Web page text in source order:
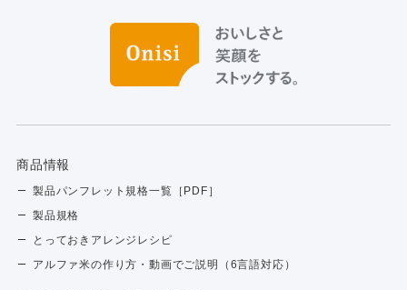
商品情報
製品パンフレット規格一覧［PDF］
製品規格
とっておきアレンジレシピ
アルファ米の作り方・動画でご説明（6言語対応）